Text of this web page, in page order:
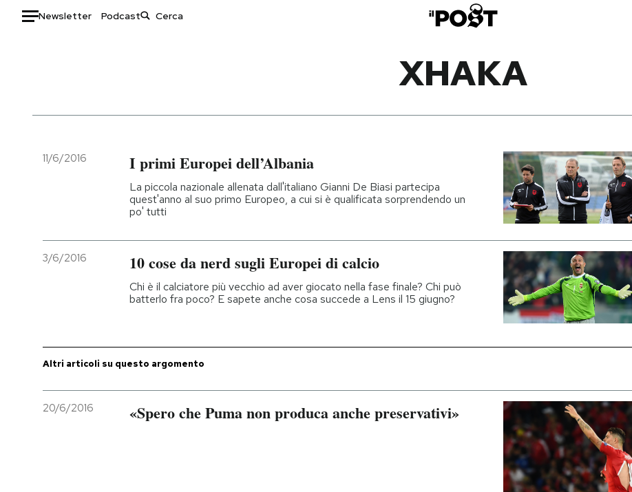
Newsletter Podcast
Italia
Politica
Economia
Moda
Storie/Idee
Ok Boomer!
Mondiali calcio 2026
XHAKA
11/6/2016 I primi Europei dell’Albania
La piccola nazionale allenata dall'italiano Gianni De Biasi partecipa
quest'anno al suo primo Europeo, a cui si è qualificata sorprendendo un
po' tutti
3/6/2016 10 cose da nerd sugli Europei di calcio
Chi è il calciatore più vecchio ad aver giocato nella fase finale? Chi può
batterlo fra poco? E sapete anche cosa succede a Lens il 15 giugno?
Altri articoli su questo argomento
20/6/2016 «Spero che Puma non produca anche preservativi»